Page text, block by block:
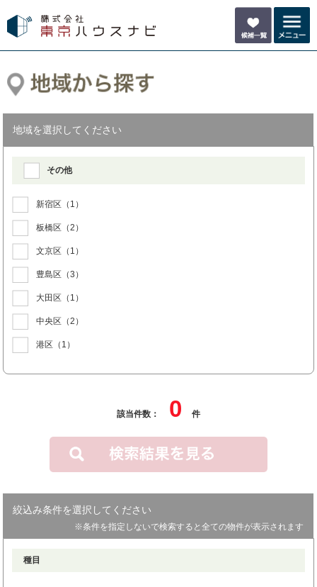
地域を選択してください
その他
新宿区 （1）
板橋区 （2）
文京区 （1）
豊島区 （3）
大田区 （1）
中央区 （2）
港区 （1）
該当件数： 0 件
絞込み条件を選択してください
※条件を指定しないで検索すると全ての物件が表示されます
種目